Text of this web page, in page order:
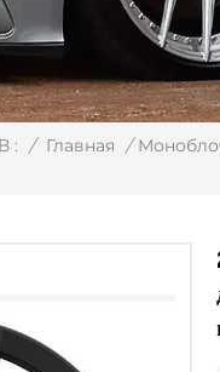
: / Главная /